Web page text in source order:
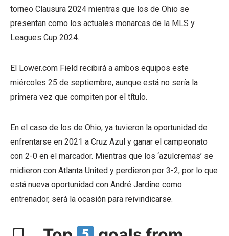
torneo Clausura 2024 mientras que los de Ohio se
presentan como los actuales monarcas de la MLS y
Leagues Cup 2024.
El Lower.com Field recibirá a ambos equipos este
miércoles 25 de septiembre, aunque está no sería la
primera vez que compiten por el título.
En el caso de los de Ohio, ya tuvieron la oportunidad de
enfrentarse en 2021 a Cruz Azul y ganar el campeonato
con 2-0 en el marcador. Mientras que los ‘azulcremas’ se
midieron con Atlanta United y perdieron por 3-2, por lo que
está nueva oportunidad con André Jardine como
entrenador, será la ocasión para reivindicarse.